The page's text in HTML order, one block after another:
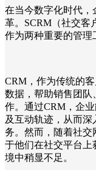
在当今数字化时代，
革。SCRM（社交客
作为两种重要的管理
CRM，作为传统的
数据，帮助销售团队
作。通过CRM，企
及互动轨迹，从而
务。然而，随着社交
于他们在社交平台上
境中稍显不足。